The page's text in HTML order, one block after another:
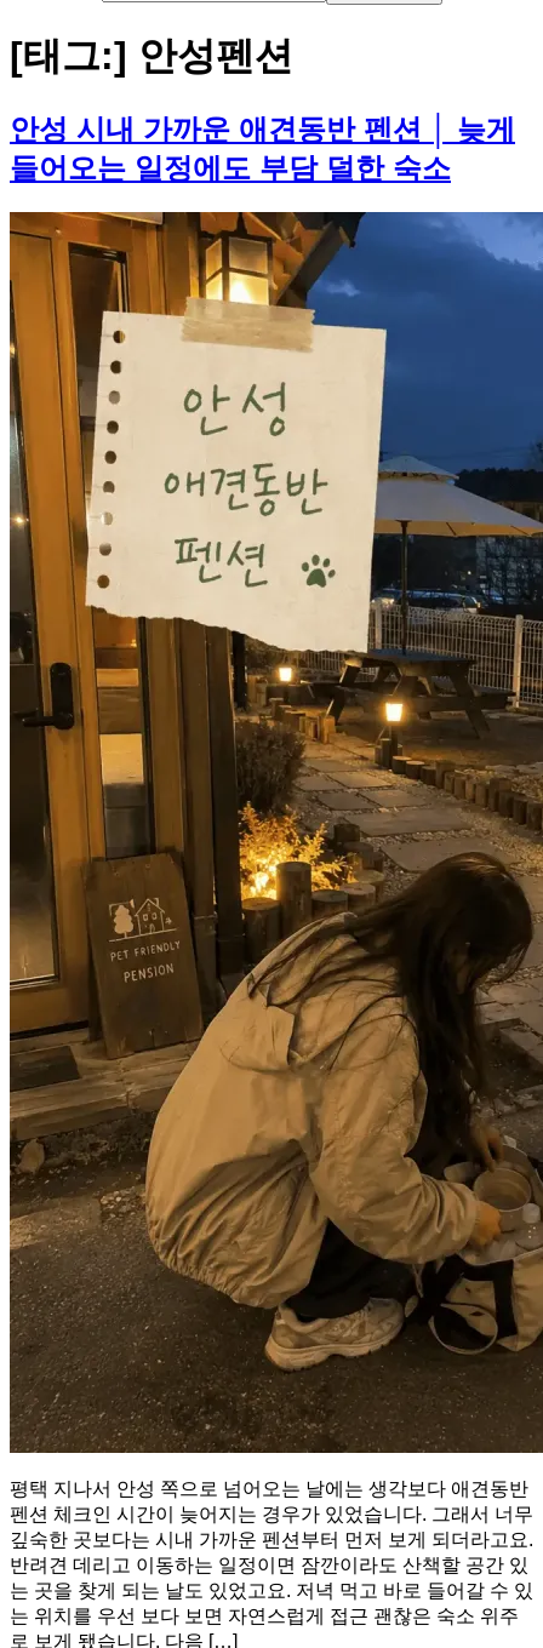
[태그:] 안성펜션
안성 시내 가까운 애견동반 펜션 │ 늦게
들어오는 일정에도 부담 덜한 숙소
평택 지나서 안성 쪽으로 넘어오는 날에는 생각보다 애견동반
펜션 체크인 시간이 늦어지는 경우가 있었습니다. 그래서 너무
깊숙한 곳보다는 시내 가까운 펜션부터 먼저 보게 되더라고요.
반려견 데리고 이동하는 일정이면 잠깐이라도 산책할 공간 있
는 곳을 찾게 되는 날도 있었고요. 저녁 먹고 바로 들어갈 수 있
는 위치를 우선 보다 보면 자연스럽게 접근 괜찮은 숙소 위주
로 보게 됐습니다. 다음 […]